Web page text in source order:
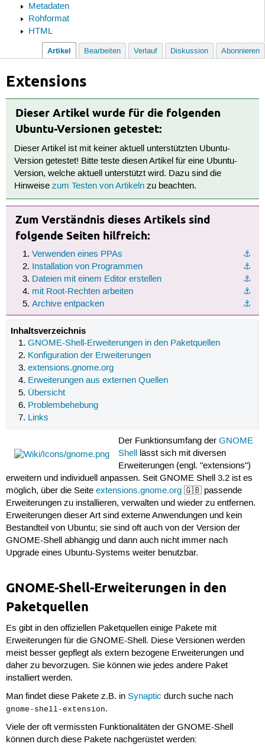
Metadaten
Rohformat
HTML
Artikel Bearbeiten Verlauf Diskussion Abonnieren
Extensions
Dieser Artikel wurde für die folgenden
Ubuntu-Versionen getestet:
Dieser Artikel ist mit keiner aktuell unterstützten Ubuntu-
Version getestet! Bitte teste diesen Artikel für eine Ubuntu-
Version, welche aktuell unterstützt wird. Dazu sind die
Hinweisezum Testen von Artikeln zu beachten.
Zum Verständnis dieses Artikels sind
folgende Seiten hilfreich:
⚓︎
Verwenden eines PPAs
⚓︎
Installation von Programmen
⚓︎
Dateien mit einem Editor erstellen
⚓︎
mit Root-Rechten arbeiten
⚓︎
Archive entpacken
Inhaltsverzeichnis
GNOME-Shell-Erweiterungen in den Paketquellen
Konfiguration der Erweiterungen
extensions.gnome.org
Erweiterungen aus externen Quellen
Übersicht
Problembehebung
Links
Der Funktionsumfang derGNOME
Shell lässt sich mit diversen
Erweiterungen (engl. "extensions")
erweitern und individuell anpassen. Seit GNOME Shell 3.2 ist es
möglich, über die Seite extensions.gnome.org🇬🇧 passende
Erweiterungen zu installieren, verwalten und wieder zu entfernen.
Erweiterungen dieser Art sind externe Anwendungen und kein
Bestandteil von Ubuntu; sie sind oft auch von der Version der
GNOME-Shell abhängig und dann auch nicht immer nach
Upgrade eines Ubuntu-Systems weiter benutzbar.
GNOME-Shell-Erweiterungen in den
Paketquellen
Es gibt in den offiziellen Paketquellen einige Pakete mit
Erweiterungen für die GNOME-Shell. Diese Versionen werden
meist besser gepflegt als extern bezogene Erweiterungen und
daher zu bevorzugen. Sie können wie jedes andere Paket
installiert werden.
Man findet diese Pakete z.B. in Synaptic durch suche nach
gnome-shell-extension.
Viele der oft vermissten Funktionalitäten der GNOME-Shell
können durch diese Pakete nachgerüstet werden: